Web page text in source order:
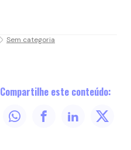
Sem categoria
Compartilhe este conteúdo: